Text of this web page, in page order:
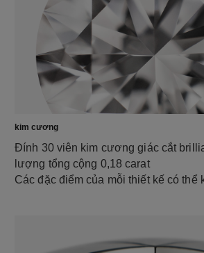
kim cương
Đính 30 viên kim cương giác cắt
lượng tổng cộng 0,18 carat
Các đặc điểm của mỗi thiết kế có thể